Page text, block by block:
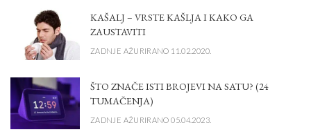
KAŠALJ – VRSTE KAŠLJA I KAKO GA
ZAUSTAVITI
ZADNJE AŽURIRANO 11.02.2020.
ŠTO ZNAČE ISTI BROJEVI NA SATU? (24
TUMAČENJA)
ZADNJE AŽURIRANO 05.04.2023.